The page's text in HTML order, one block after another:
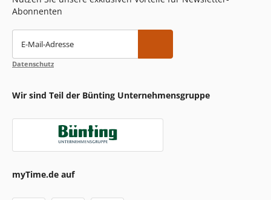
Abonnenten
E-Mail-Adresse
Datenschutz
Wir sind Teil der Bünting Unternehmensgruppe
myTime.de auf